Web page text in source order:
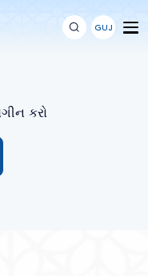
GUJ
કરો